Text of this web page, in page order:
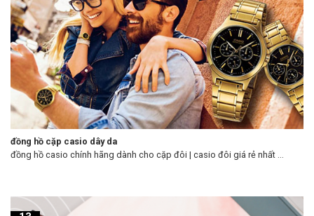
đồng hồ cặp casio dây da
đồng hồ casio chính hãng dành cho cặp đôi | casio đôi giá rẻ nhất ...